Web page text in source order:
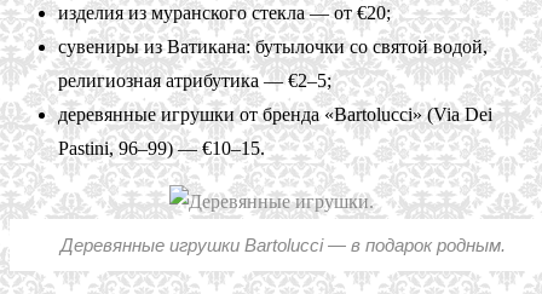
изделия из муранского стекла — от €20;
сувениры из Ватикана: бутылочки со святой водой,
религиозная атрибутика — €2–5;
деревянные игрушки от бренда «Bartolucci» (Via Dei
Pastini, 96–99) — €10–15.
Деревянные игрушки Bartolucci — в подарок родным.